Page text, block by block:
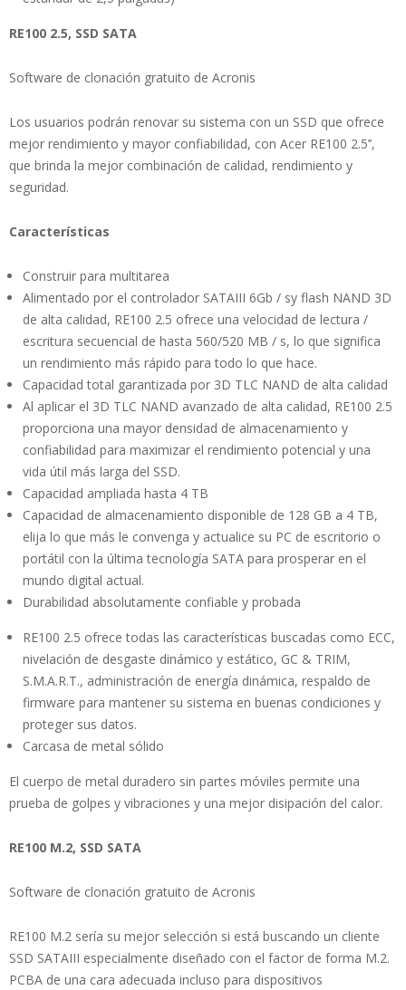
RE100 2.5, SSD SATA
Software de clonación gratuito de Acronis
Los usuarios podrán renovar su sistema con un SSD que ofrece
mejor rendimiento y mayor confiabilidad, con Acer RE100 2.5’’,
que brinda la mejor combinación de calidad, rendimiento y
seguridad.
Características
Construir para multitarea
Alimentado por el controlador SATAIII 6Gb / sy flash NAND 3D
de alta calidad, RE100 2.5 ofrece una velocidad de lectura /
escritura secuencial de hasta 560/520 MB / s, lo que significa
un rendimiento más rápido para todo lo que hace.
Capacidad total garantizada por 3D TLC NAND de alta calidad
Al aplicar el 3D TLC NAND avanzado de alta calidad, RE100 2.5
proporciona una mayor densidad de almacenamiento y
confiabilidad para maximizar el rendimiento potencial y una
vida útil más larga del SSD.
Capacidad ampliada hasta 4 TB
Capacidad de almacenamiento disponible de 128 GB a 4 TB,
elija lo que más le convenga y actualice su PC de escritorio o
portátil con la última tecnología SATA para prosperar en el
mundo digital actual.
Durabilidad absolutamente confiable y probada
RE100 2.5 ofrece todas las características buscadas como ECC,
nivelación de desgaste dinámico y estático, GC & TRIM,
S.M.A.R.T., administración de energía dinámica, respaldo de
firmware para mantener su sistema en buenas condiciones y
proteger sus datos.
Carcasa de metal sólido
El cuerpo de metal duradero sin partes móviles permite una
prueba de golpes y vibraciones y una mejor disipación del calor.
RE100 M.2, SSD SATA
Software de clonación gratuito de Acronis
RE100 M.2 sería su mejor selección si está buscando un cliente
SSD SATAIII especialmente diseñado con el factor de forma M.2.
PCBA de una cara adecuada incluso para dispositivos